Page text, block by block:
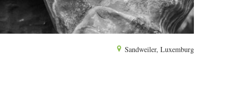
Sandweiler, Luxemburg